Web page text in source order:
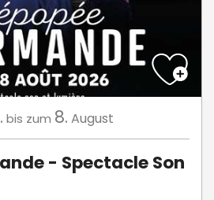
bis zum 8. August
- Spectacle Son